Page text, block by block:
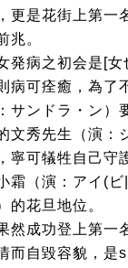
更是花街上第一
兆。
発病之初会是[
病可痊癒，為了
サンドラ・ン）
文秀先生（演：
寧可犠牲自己守
霜（演：アイ(
的花旦地位。
然成功登上第一
而自毀容貌，是